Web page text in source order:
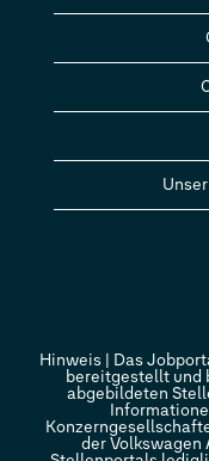
Hinweis | Das
bereitgestellt und
abgebildeten
der Volkswagen